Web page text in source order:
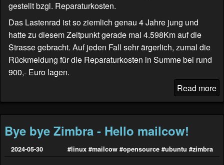
gestellt bzgl. Reparaturkosten.
Das Lastenrad ist so ziemlich genau 4 Jahre jung und
hatte zu diesem Zeitpunkt gerade mal 4.598Km auf die
Strasse gebracht. Auf jeden Fall sehr ärgerlich, zumal die
Rückmeldung für die Reparaturkosten in Summe bei rund
900,- Euro lagen.
Read more
Bye bye Zimbra - Hello mailcow!
2024-05-30 #linux #mailcow #opensource #ubuntu #zimbra